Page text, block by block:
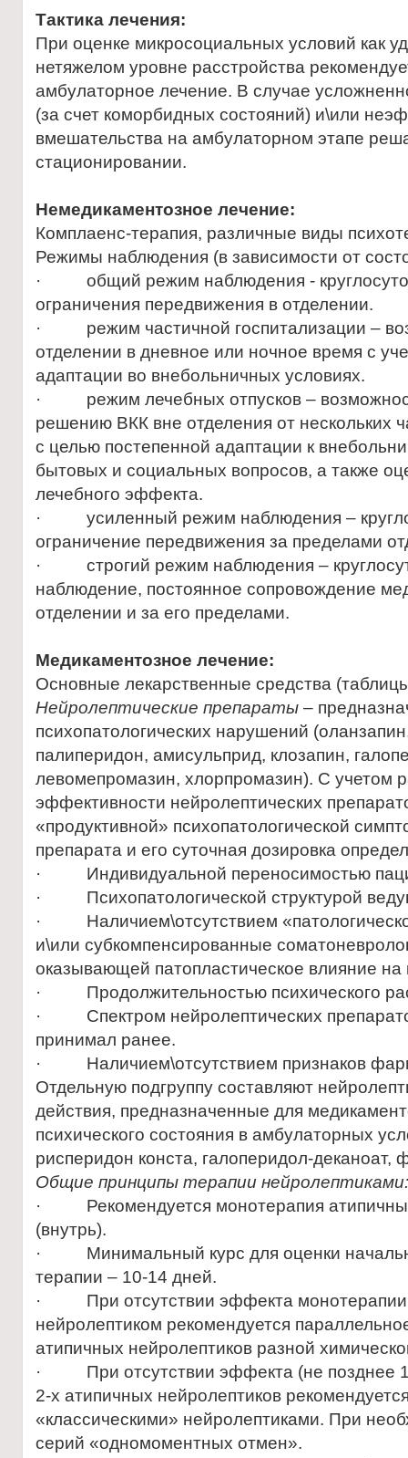
Тактика лечения:
При оценке микросоциальных условий как
нетяжелом уровне расстройства
амбулаторное лечение. В случае
(за счет коморбидных состояний) и\или
вмешательства на амбулаторном этапе
стационировании.
Немедикаментозное лечение:
Комплаенс-терапия, различные виды
Режимы наблюдения (в зависимости от
· общий режим наблюдения -
ограничения передвижения в отделении.
· режим частичной госпитализации –
отделении в дневное или ночное время с
адаптации во внебольничных условиях.
· режим лечебных отпусков –
решению ВКК вне отделения от нескольких
с целью постепенной адаптации к
бытовых и социальных вопросов, а также
лечебного эффекта.
· усиленный режим наблюдения –
ограничение передвижения за пределами
· строгий режим наблюдения –
наблюдение, постоянное сопровождение
отделении и за его пределами.
Медикаментозное лечение:
Основные лекарственные средства
Нейролептические препараты –
психопатологических нарушений
палиперидон, амисульприд, клозапин,
левомепромазин, хлорпромазин). С учетом
эффективности нейролептических
«продуктивной» психопатологической
препарата и его суточная дозировка
· Индивидуальной переносимостью
· Психопатологической структурой
· Наличием\отсутствием
и\или субкомпенсированные
оказывающей патопластическое влияние на
· Продолжительностью психического
· Спектром нейролептических
принимал ранее.
· Наличием\отсутствием признаков
Отдельную подгруппу составляют
действия, предназначенные для
психического состояния в амбулаторных
рисперидон конста, галоперидол-деканоат,
Общие принципы терапии нейролептиками:
· Рекомендуется монотерапия
(внутрь).
· Минимальный курс для оценки
терапии – 10-14 дней.
· При отсутствии эффекта монотерапии
нейролептиком рекомендуется
атипичных нейролептиков разной
· При отсутствии эффекта (не позднее
2-х атипичных нейролептиков
«классическими» нейролептиками. При
серий «одномоментных отмен».